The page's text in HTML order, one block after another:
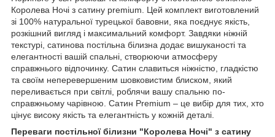
Королева Ночі з сатину premium. Цей комплект виготовлений
зі 100% натуральної турецької бавовни, яка поєднує якість,
розкішний вигляд і максимальний комфорт. Завдяки ніжній
текстурі, сатинова постільна білизна додає вишуканості та
елегантності вашій спальні, створюючи атмосферу
справжнього відпочинку. Сатин славиться ніжністю, гладкістю
та своїм неперевершеним шовковистим блиском, який
переливається при світлі, роблячи вашу спальню по-
справжньому чарівною. Сатин Premium – це вибір для тих, хто
цінує високу якість та елегантність у кожній деталі.
Переваги постільної білизни "Королева Ночі" з сатину